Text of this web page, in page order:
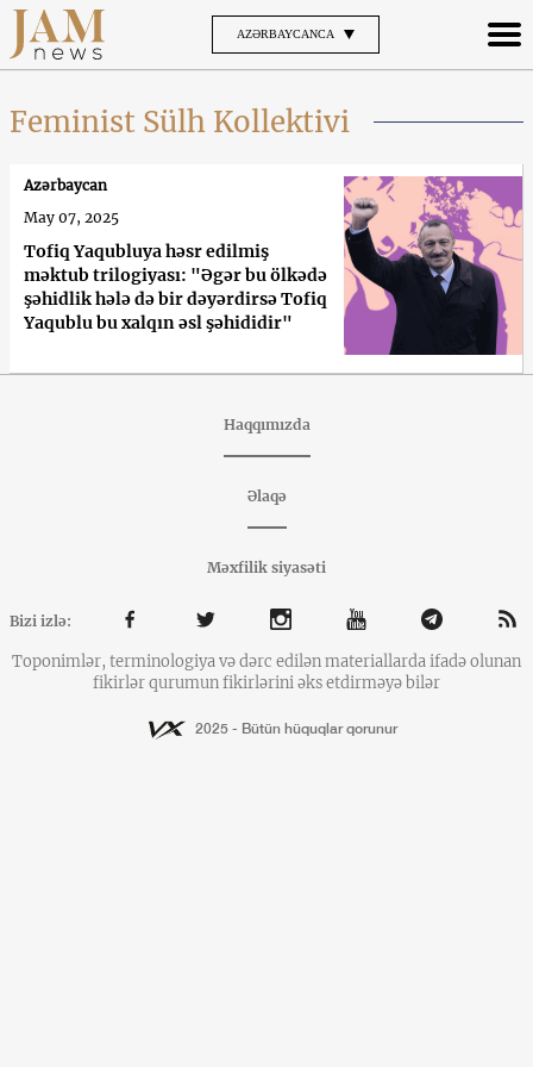
AZƏRBAYCANCA
Feminist Sülh Kollektivi
Tofiq Yaqubluya həsr edilmiş
məktub trilogiyası: "Əgər bu ölkədə
şəhidlik hələ də bir dəyərdirsə Tofiq
Yaqublu bu xalqın əsl şəhididir"
Azərbaycan
May 07, 2025
Haqqımızda
Əlaqə
Məxfilik siyasəti
Bizi izlə:
Toponimlər, terminologiya və dərc edilən materiallarda ifadə olunan
fikirlər qurumun fikirlərini əks etdirməyə bilər
2025 - Bütün hüquqlar qorunur